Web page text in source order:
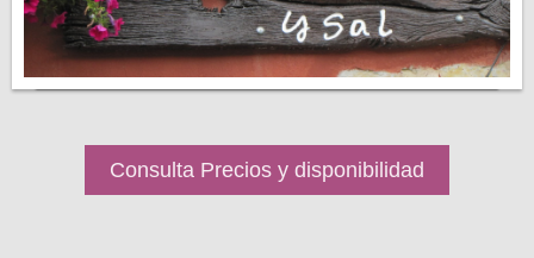
Consulta Precios y disponibilidad